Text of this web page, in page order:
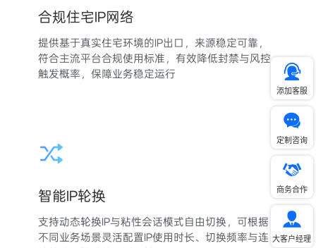
合规住宅IP网络
提供基于真实住宅环境的IP出口，来源稳定可靠，
符合主流平台合规使用标准，有效降低封禁与风控
触发概率，保障业务稳定运行
智能IP轮换
支持动态轮换IP与粘性会话模式自由切换，可根据
不同业务场景灵活配置IP使用时长、切换频率与连
添加客服
定制咨询
商务合作
大客户经理